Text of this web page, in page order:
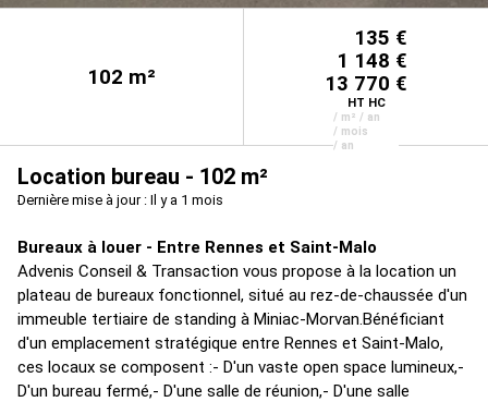
102 m²
135 €
1 148 €
13 770 €
HT HC
/ m² / an
/ mois
/ an
Location bureau - 102 m²
Dernière mise à jour : Il y a 1 mois
Bureaux à louer - Entre Rennes et Saint-Malo
Advenis Conseil & Transaction vous propose à la location un
plateau de bureaux fonctionnel, situé au rez-de-chaussée d'un
immeuble tertiaire de standing à Miniac-Morvan.Bénéficiant
d'un emplacement stratégique entre Rennes et Saint-Malo,
ces locaux se composent :- D'un vaste open space lumineux,-
D'un bureau fermé,- D'une salle de réunion,- D'une salle